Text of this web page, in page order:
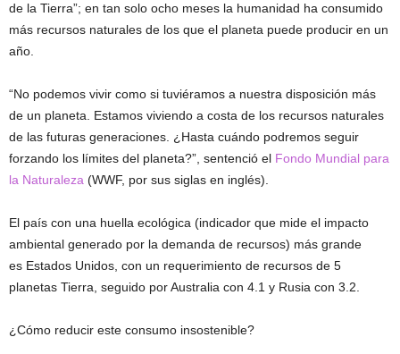
de la Tierra”; en tan solo ocho meses la humanidad ha consumido
más recursos naturales de los que el planeta puede producir en un
año.
“No podemos vivir como si tuviéramos a nuestra disposición más
de un planeta. Estamos viviendo a costa de los recursos naturales
de las futuras generaciones. ¿Hasta cuándo podremos seguir
forzando los límites del planeta?”, sentenció el Fondo Mundial para
la Naturaleza (WWF, por sus siglas en inglés).
El país con una huella ecológica (indicador que mide el impacto
ambiental generado por la demanda de recursos) más grande
es Estados Unidos, con un requerimiento de recursos de 5
planetas Tierra, seguido por Australia con 4.1 y Rusia con 3.2.
¿Cómo reducir este consumo insostenible?